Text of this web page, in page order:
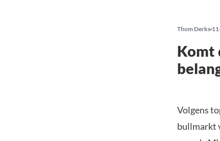
Thom Derks
Komt
Volgens
bullmarkt